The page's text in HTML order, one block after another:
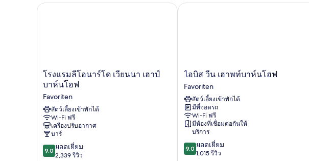
เนียร์
ท
โรงแรม
ลี
นาร์
โด
เวียนนา
เฮา
ป์
บาห์น
โฮฟ
โรงแรมลีโอนาร์โด เวียนนา เฮาป์
บาห์นโฮฟ
Favoriten
สัตว์เลี้ยงเข้าพักได้
Wi-Fi ฟรี
เครื่องปรับอากาศ
บาร์
9.0
จาก
9.0 ยอดเยี่ยม
2,339 รีวิว
โรงแรมลีโอนาร์โด เวียนนา เฮาป์บาห์นโฮฟ
ไอ
บิส
วีน
เฮา
พท์
บาห์น
โฮฟ
ไอบิส วีน เฮาพท์บาห์นโฮฟ
Favoriten
สัตว์เลี้ยงเข้าพักได้
มีที่จอดรถ
Wi-Fi ฟรี
มีห้องที่เชื่อมต่อกันให้
บริการ
9.0
จาก
9.0 ยอดเยี่ยม
1,015 รีวิว
ไอบิส วีน เฮาพท์บาห์นโฮฟ